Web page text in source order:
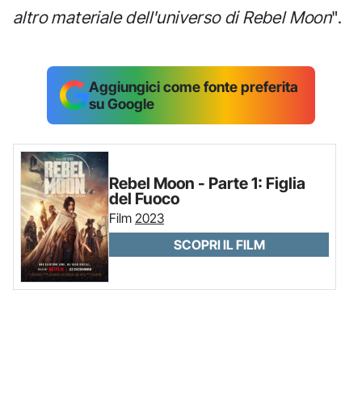
altro materiale dell'universo di Rebel Moon".
Aggiungici come fonte preferita
su Google
Rebel Moon - Parte 1: Figlia
del Fuoco
Film 2023
SCOPRI IL FILM